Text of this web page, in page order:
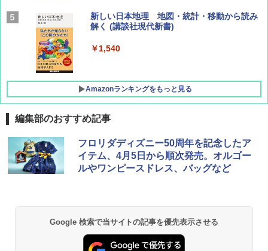
BE-PAL(ビ-パル) 2026年 9 月号【特別付録:
SOTO ミニマル"旅"財布 ランダム2種】
￥1,500
新しい日本地理 地図・統計・移動から読み
解く (講談社現代新書)
￥1,540
Amazonランキングをもっと見る
[キャンパーズコレクション 山善] ポップアッ
プテント 傘みたいに広げて畳める パッとサ
ッとサンシェード キューブ フルクローズ メ
ッシュ 簡単設置 ワンタッチテント キャンプ
PYKES PEAK (パイクスピーク) 着替えテン
ト プライバシー テント 【中が透けない】 1
BUNDOK(バンドック)ソロ ドーム 1 EX BDK
-08EX カーキ ソロキャンプ ポリエステル フ
レーム テント
026リニューアル 急速冷凍 空間倍増 衛生的
コンパクト 保冷力長持ち
編集部のおすすめ記事
フロリダディズニー50周年を記念したア
イテム、4月5日から順次発売。オルゴー
ルやワンピースドレス、バッグなど
Google 検索で当サイトの記事を優先表示させる